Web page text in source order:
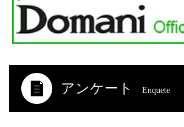
アンケート Enquete